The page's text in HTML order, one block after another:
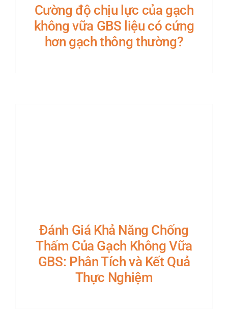
Cường độ chịu lực của gạch
không vữa GBS liệu có cứng
hơn gạch thông thường?
Đánh Giá Khả Năng Chống
Thấm Của Gạch Không Vữa
GBS: Phân Tích và Kết Quả
Thực Nghiệm